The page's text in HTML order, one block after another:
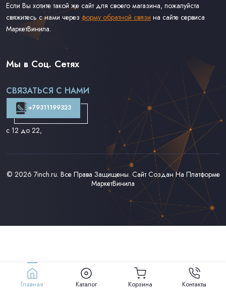
Если Вы хотите такой же сайт для своего магазина, пожалуйста
свяжитесь с нами через форму обратной связи на сайте сервиса
МаркетВинила.
Весь Каталог Винила на 7''
Рок на 7''
Доставка и Оплата
Контакты
Мы в Соц. Сетях
СВЯЗАТЬСЯ С НАМИ
+79311199323
с 12 до 22,
© 2026 7inch.ru. Все Права Защищены. Сайт Создан На Платформе
МаркетВинила
Главная Каталог Корзина Контакты